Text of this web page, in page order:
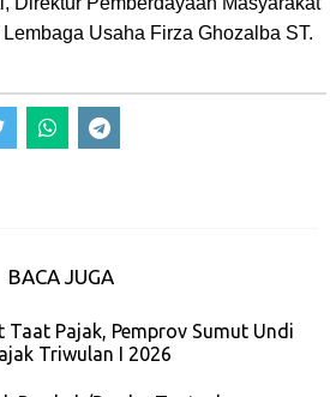
Usaha Firza Ghozalba ST.
BACA JUGA
Pajak, Pemprov Sumut Undi
Triwulan I 2026